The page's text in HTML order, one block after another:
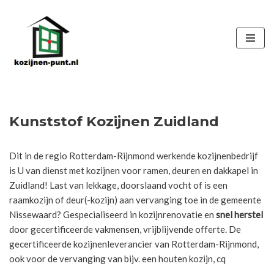
de
Kunststof Kozijnen Zuidland
Dit in de regio Rotterdam-Rijnmond werkende kozijnenbedrijf
is U van dienst met kozijnen voor ramen, deuren en dakkapel in
Zuidland! Last van lekkage, doorslaand vocht of is een
raamkozijn of deur(-kozijn) aan vervanging toe in de gemeente
Nissewaard? Gespecialiseerd in kozijnrenovatie en snel herstel
door gecertificeerde vakmensen, vrijblijvende offerte. De
gecertificeerde kozijnenleverancier van Rotterdam-Rijnmond,
ook voor de vervanging van bijv. een houten kozijn, cq